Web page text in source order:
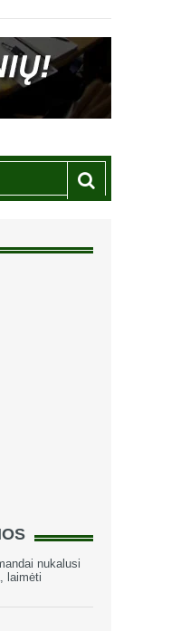
nukalusi
laimėti